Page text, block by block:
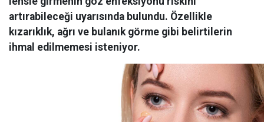
artırabileceği uyarısında bulundu. Özellikle
kızarıklık, ağrı ve bulanık görme gibi belirtilerin
ihmal edilmemesi isteniyor.